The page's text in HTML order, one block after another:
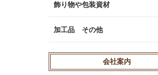
色素・着色料・香料
膨張剤や酸味料
保存料・酵素や品質改良剤
乾燥剤・脱酸素剤
除菌や消毒剤・漂白剤
離型油・作業向上剤など
飾り物や包装資材
天然や人工の葉や花
串・尻皮・経木・角切など
ホイル・グラシン・ポリシートな
パックなど
その他の包装資材
加工品 その他
会社案内